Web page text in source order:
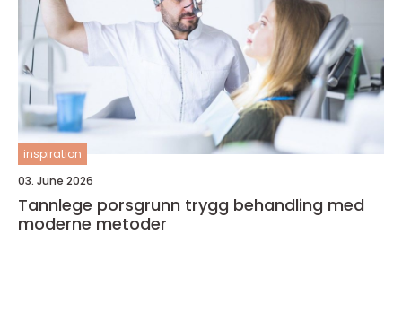
inspiration
03. June 2026
Tannlege porsgrunn trygg behandling med
moderne metoder